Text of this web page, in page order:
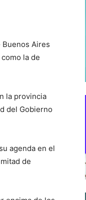
Aires
la de
la provincia
del Gobierno
agenda en el
de